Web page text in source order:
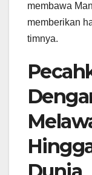
membawa
memberikan
timnya.